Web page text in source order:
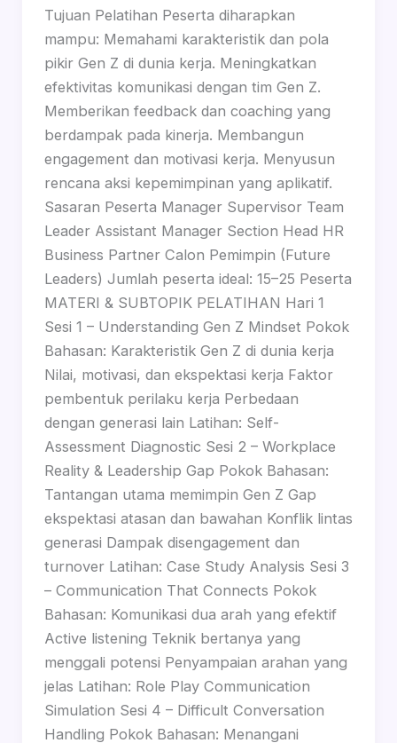
Tujuan Pelatihan Peserta diharapkan
mampu: Memahami karakteristik dan pola
pikir Gen Z di dunia kerja. Meningkatkan
efektivitas komunikasi dengan tim Gen Z.
Memberikan feedback dan coaching yang
berdampak pada kinerja. Membangun
engagement dan motivasi kerja. Menyusun
rencana aksi kepemimpinan yang aplikatif.
Sasaran Peserta Manager Supervisor Team
Leader Assistant Manager Section Head HR
Business Partner Calon Pemimpin (Future
Leaders) Jumlah peserta ideal: 15–25 Peserta
MATERI & SUBTOPIK PELATIHAN Hari 1
Sesi 1 – Understanding Gen Z Mindset Pokok
Bahasan: Karakteristik Gen Z di dunia kerja
Nilai, motivasi, dan ekspektasi kerja Faktor
pembentuk perilaku kerja Perbedaan
dengan generasi lain Latihan: Self-
Assessment Diagnostic Sesi 2 – Workplace
Reality & Leadership Gap Pokok Bahasan:
Tantangan utama memimpin Gen Z Gap
ekspektasi atasan dan bawahan Konflik lintas
generasi Dampak disengagement dan
turnover Latihan: Case Study Analysis Sesi 3
– Communication That Connects Pokok
Bahasan: Komunikasi dua arah yang efektif
Active listening Teknik bertanya yang
menggali potensi Penyampaian arahan yang
jelas Latihan: Role Play Communication
Simulation Sesi 4 – Difficult Conversation
Handling Pokok Bahasan: Menangani